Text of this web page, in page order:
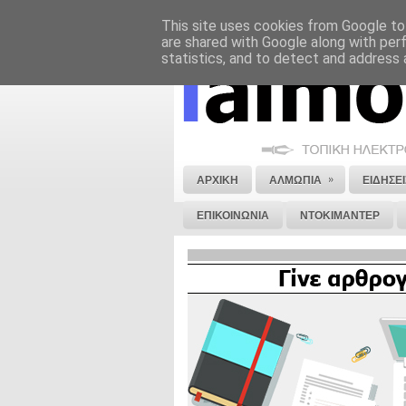
ΝΟΜΙΚΗ ΣΗΜΕΙΩΣΗ ΔΙΑΦΗΜΙΣΗ
ΑΡΧΙΚΗ ΑΛΜΩΠΙΑ »
ΕΠΙΚΟΙΝΩΝΙΑ ΝΤΟΚΙΜΑΝΤΕΡ
This site uses cookies from Google
are shared with Google along with
statistics, and to detect and address